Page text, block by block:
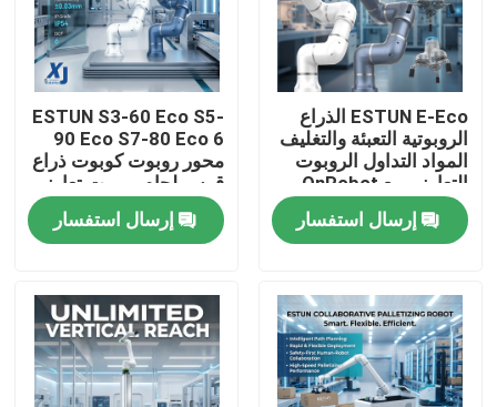
المنتجات
فيديوهات
ESTUN E-Eco الذراع
الروبوتية التعبئة والتغليف
المواد التداول الروبوت
التعاوني مع OnRobot
المقبض
إرسال استفسار
ESTUN S3-60 Eco S5-
90 Eco S7-80 Eco 6
محور روبوت كوبوت ذراع
قوس لحام روبوت تعاوني
CNGBS محرك تحديد
المواقع لحامإرسال استفسار